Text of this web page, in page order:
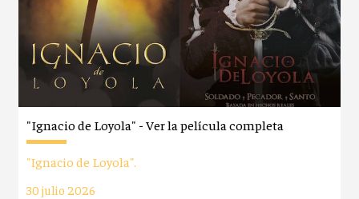
"Ignacio de Loyola" - Ver la película completa
"Ignacio de Loyola".
30 julio 2026